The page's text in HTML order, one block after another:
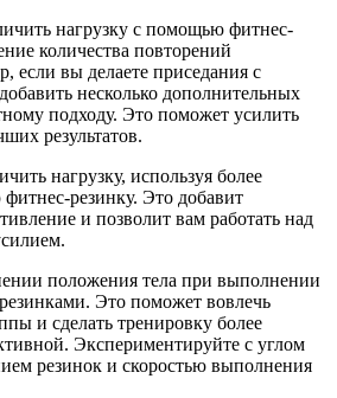
нагрузку с помощью фитнес-
количества повторений
если вы делаете приседания с
несколько дополнительных
подходу. Это поможет усилить
результатов.
нагрузку, используя более
резинку. Это добавит
и позволит вам работать над
положения тела при выполнении
Это поможет вовлечь
и сделать тренировку более
Экспериментируйте с углом
резинок и скоростью выполнения